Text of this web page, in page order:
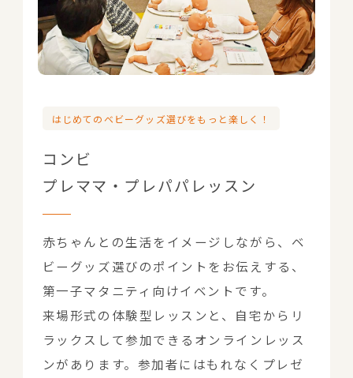
はじめてのベビーグッズ選びをもっと楽しく！
コンビ
プレママ・プレパパレッスン
赤ちゃんとの生活をイメージしながら、ベ
ビーグッズ選びのポイントをお伝えする、
第一子マタニティ向けイベントです。
来場形式の体験型レッスンと、自宅からリ
ラックスして参加できるオンラインレッス
ンがあります。参加者にはもれなくプレゼ